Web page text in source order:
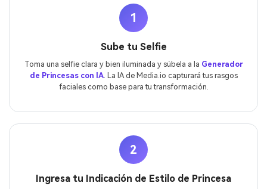
1
Sube tu Selfie
Toma una selfie clara y bien iluminada y súbela a la Generador
de Princesas con IA. La IA de Media.io capturará tus rasgos
faciales como base para tu transformación.
2
Ingresa tu Indicación de Estilo de Princesa